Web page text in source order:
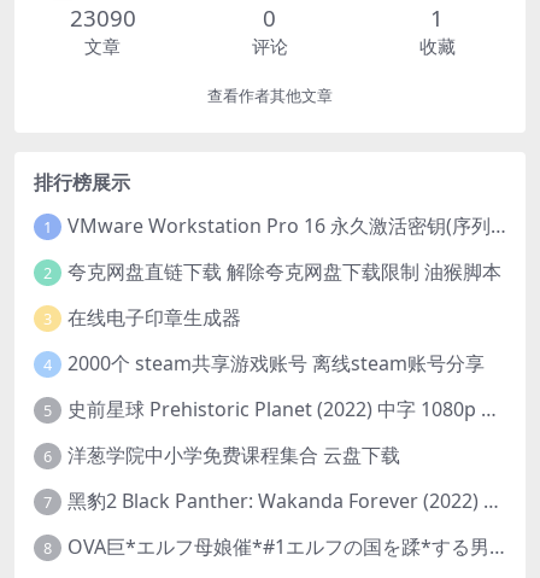
23090
文章
0
评论
1
收藏
查看作者其他文章
排行榜展示
1 VMware Workstation Pro 16 永久激活密钥(序列号)
2 夸克网盘直链下载 解除夸克网盘下载限制 油猴脚本
3 在线电子印章生成器
4 2000个 steam共享游戏账号 离线steam账号分享
5 史前星球 Prehistoric Planet (2022) 中字 1080p 高清 阿里云盘 2022.5.27已更新全集
6 洋葱学院中小学免费课程集合 云盘下载
7 黑豹2 Black Panther: Wakanda Forever (2022) 高清版
8 OVA巨*エルフ母娘催*#1エルフの国を蹂*する男。汚された女王と姫